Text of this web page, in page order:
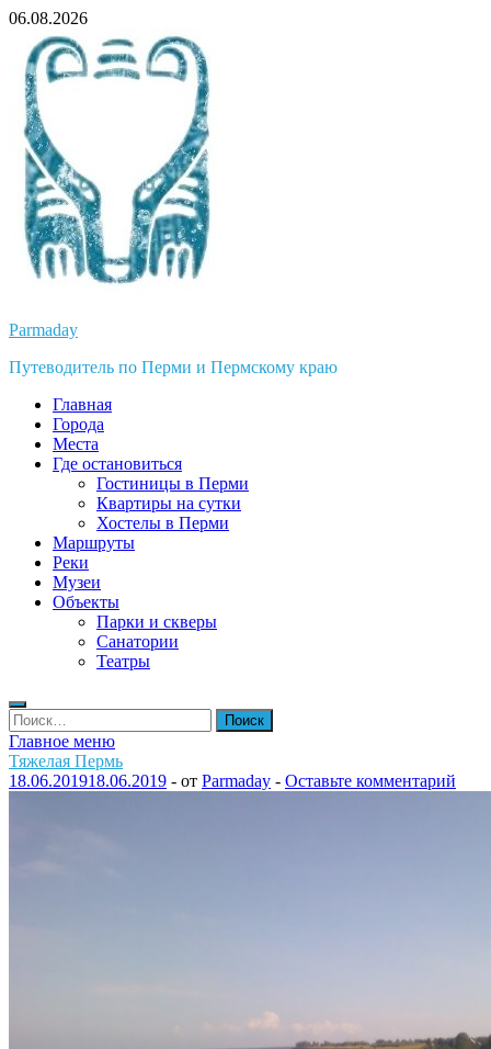
Перейти
содержимому
06.08.2026
Parmaday
Путеводитель по Перми и Пермскому краю
Главная
Города
Места
Где остановиться
Гостиницы в Перми
Квартиры на сутки
Хостелы в Перми
Маршруты
Реки
Музеи
Объекты
Парки и скверы
Санатории
Театры
Найти:
Главное меню
Тяжелая Пермь
18.06.201918.06.2019 - от Parmaday - Оставьте комментарий